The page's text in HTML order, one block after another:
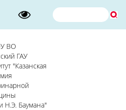
ВО
ГАУ
"Казанская
Н.Э. Баумана"